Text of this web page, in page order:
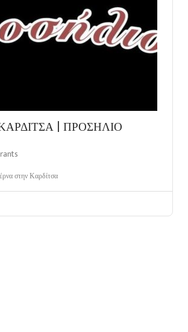
| ΠΡΟΣΗΛΙΟ
στην Καρδίτσα